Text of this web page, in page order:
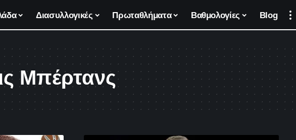
Διασυλλογικές Πρωταθλήματα Βαθμολογίες Blog
Μπέρτανς